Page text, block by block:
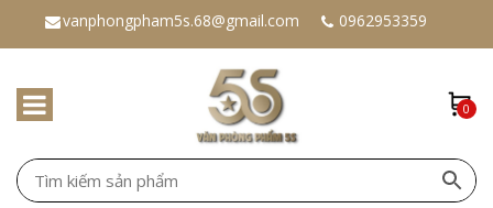
vanphongpham5s.68@gmail.com 0962953359
0